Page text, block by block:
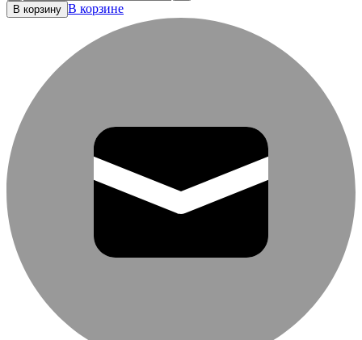
В корзину В корзине